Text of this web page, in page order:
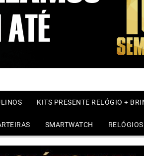
KITS PRESENTE RELÓGIO +
SMARTWATCH